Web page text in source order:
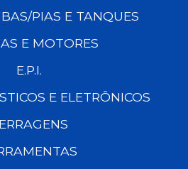
PIAS E TANQUES
E MOTORES
E.P.I.
E ELETRÔNICOS